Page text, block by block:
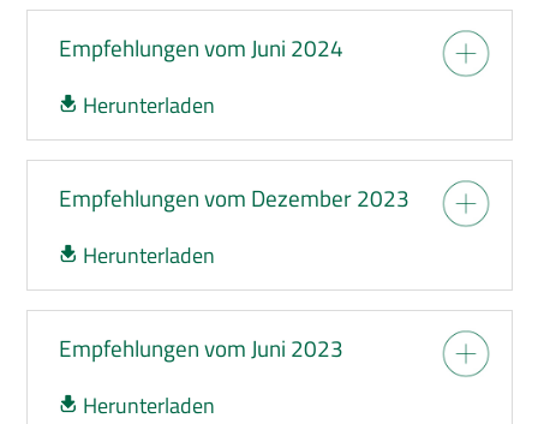
Empfehlungen vom Juni 2024
Herunterladen
Empfehlungen vom Dezember 2023
Herunterladen
Empfehlungen vom Juni 2023
Herunterladen